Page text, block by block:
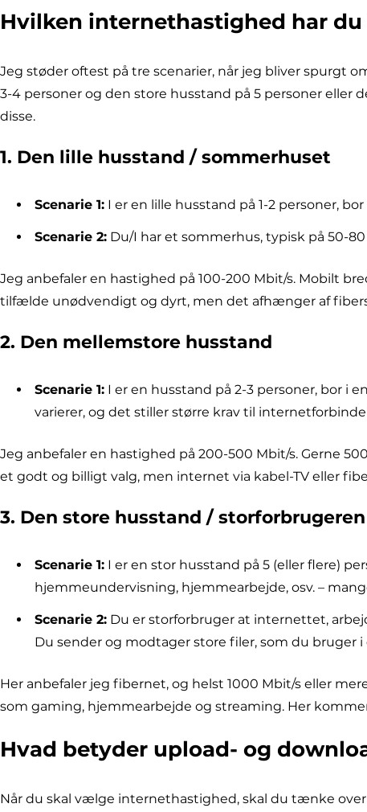
Hvilken internethastighed har
Jeg støder oftest på tre scenarier, når jeg bliver spurgt
3-4 personer og den store husstand på 5 personer eller
disse.
1. Den lille husstand / sommerhuset
Scenarie 1: I er en lille husstand på 1-2 personer,
Scenarie 2: Du/I har et sommerhus, typisk på 50-
Jeg anbefaler en hastighed på 100-200 Mbit/s. Mobilt
tilfælde unødvendigt og dyrt, men det afhænger af
2. Den mellemstore husstand
Scenarie 1: I er en husstand på 2-3 personer, bor i
varierer, og det stiller større krav til
Jeg anbefaler en hastighed på 200-500 Mbit/s. Gerne
et godt og billigt valg, men internet via kabel-TV eller
3. Den store husstand / storforbrugeren
Scenarie 1: I er en stor husstand på 5 (eller flere)
hjemmeundervisning, hjemmearbejde, osv. –
Scenarie 2: Du er storforbruger at internettet,
Du sender og modtager store filer, som du bruger
Her anbefaler jeg fibernet, og helst 1000 Mbit/s eller
som gaming, hjemmearbejde og streaming. Her
Hvad betyder upload- og
Når du skal vælge internethastighed, skal du tænke